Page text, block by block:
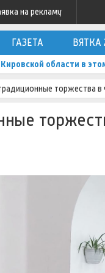
на рекламу
ГАЗЕТА ВЯТКА
области в
торжества в